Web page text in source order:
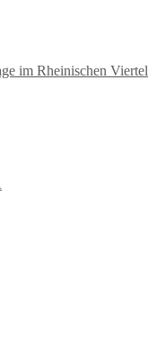
im Rheinischen Viertel